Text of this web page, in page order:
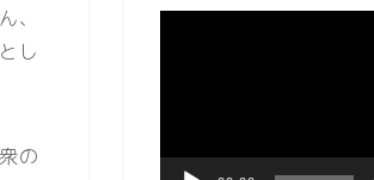
、
し
の
ヤ